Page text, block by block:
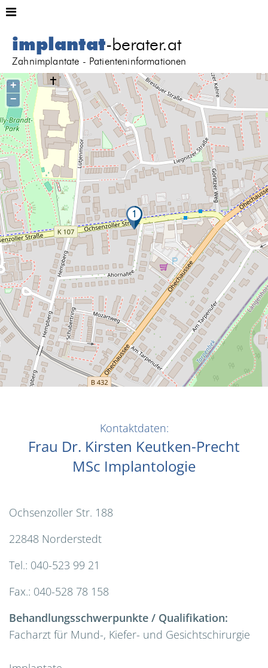
implantat-berater.at
Zahnimplantate - Patienteninformationen
+
−
Kontaktdaten:
Frau Dr. Kirsten Keutken-Precht
MSc Implantologie
Ochsenzoller Str. 188
22848 Norderstedt
Tel.: 040-523 99 21
Fax.: 040-528 78 158
Behandlungsschwerpunkte / Qualifikation:
Facharzt für Mund-, Kiefer- und Gesichtschirurgie